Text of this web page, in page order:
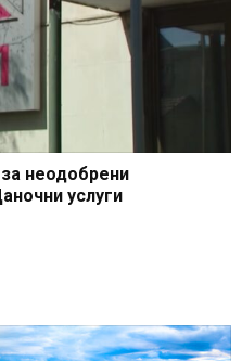
неодобрени
услуги